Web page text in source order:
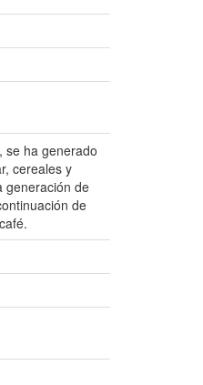
se ha generado
cereales y
generación de
de